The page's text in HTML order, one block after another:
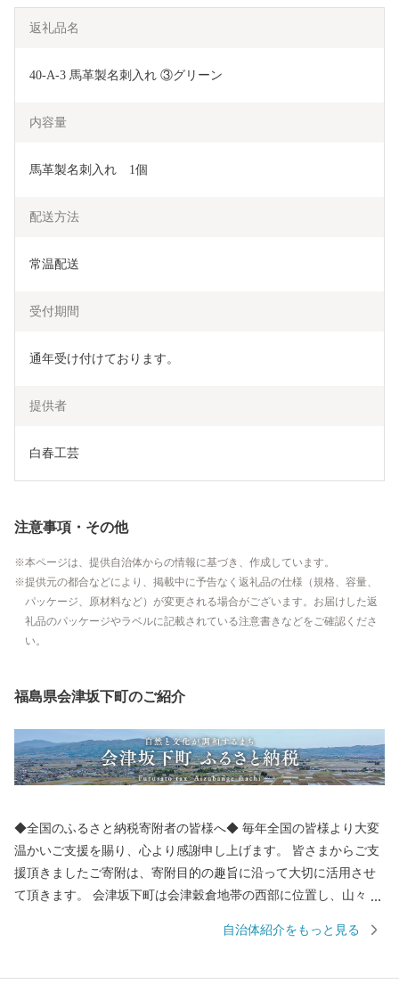
返礼品名
40-A-3 馬革製名刺入れ ③グリーン
内容量
馬革製名刺入れ　1個
配送方法
常温配送
受付期間
通年受け付けております。
提供者
白春工芸
注意事項・その他
本ページは、提供自治体からの情報に基づき、作成しています。
提供元の都合などにより、掲載中に予告なく返礼品の仕様（規格、容量、
パッケージ、原材料など）が変更される場合がございます。お届けした返
礼品のパッケージやラベルに記載されている注意書きなどをご確認くださ
い。
福島県会津坂下町のご紹介
◆全国のふるさと納税寄附者の皆様へ◆ 毎年全国の皆様より大変
温かいご支援を賜り、心より感謝申し上げます。 皆さまからご支
援頂きましたご寄附は、寄附目的の趣旨に沿って大切に活用させ
て頂きます。 会津坂下町は会津穀倉地帯の西部に位置し、山々と
しの産地としても全国的に知られており、馬刺しはその鮮やかな
自治体紹介をもっと見る